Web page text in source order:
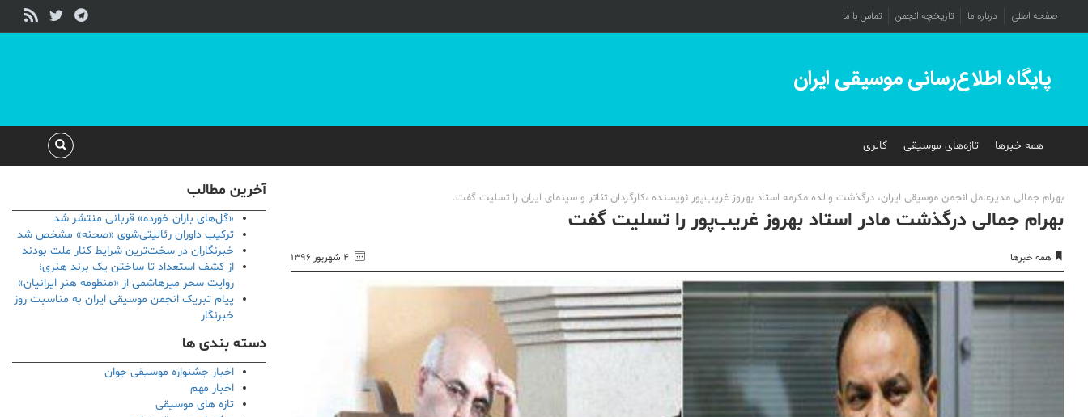
صفحه اصلی درباره ما تاریخچه انجمن تماس با ما
پایگاه اطلاع‌رسانی موسیقی ایران
همه خبرها تازه‌های موسیقی گالری
بهرام جمالی مدیرعامل انجمن موسیقی ایران، درگذشت والده مکرمه استاد بهروز غریب‌پور نویسنده ،کارگردان تئاتر و سینمای ایران را تسلیت گفت.
بهرام جمالی درگذشت مادر استاد بهروز غریب‌پور را تسلیت گفت
همه خبرها ۴ شهریور ۱۳۹۶
آخرین مطالب
«گل‌های باران خورده» قربانی منتشر شد
ترکیب داوران رئالیتی‌شوی «صحنه» مشخص شد
خبرنگاران در سخت‌ترین شرایط کنار ملت بودند
از کشف استعداد تا ساختن یک برند هنری؛
روایت سحر میرهاشمی از «منظومه هنر ایرانیان»
پیام تبریک انجمن موسیقی ایران به مناسبت روز
خبرنگار
دسته بندی ها
اخبار جشنواره موسیقی جوان
اخبار مهم
تازه های موسیقی